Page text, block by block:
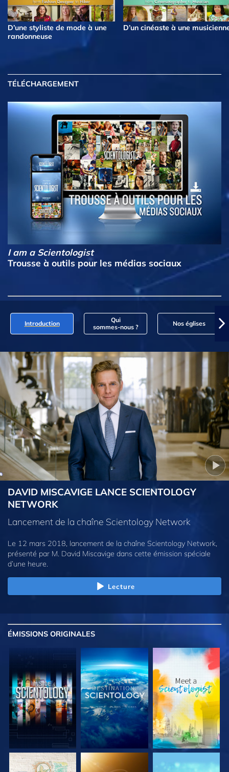
D’une styliste de mode à une
randonneuse
D’un cinéaste à une
TÉLÉCHARGEMENT
I am a Scientologist
Trousse à outils pour les médias sociaux
Introduction
Qui
sommes‑nous ?
Nos églises
DAVID MISCAVIGE LANCE SCIENTOLOGY
NETWORK
Lancement de la chaîne Scientology Network
Le 12 mars 2018, lancement de la chaîne Scientology Network,
présenté par M. David Miscavige dans cette émission spéciale
d’une heure.
Lecture
ÉMISSIONS ORIGINALES